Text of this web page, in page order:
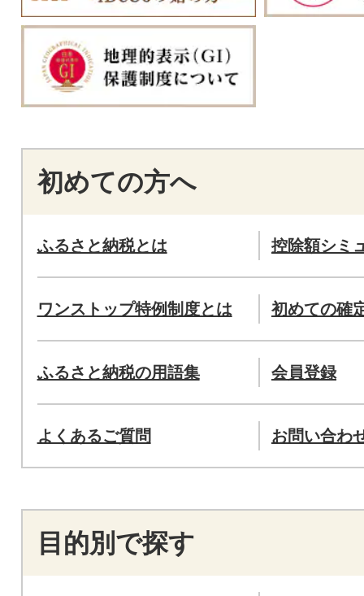
初めての方へ
ふるさと納税とは 控除額シミ
ワンストップ特例制度とは 初めての確
ふるさと納税の用語集 会員登録
よくあるご質問 お問い合わ
目的別で探す